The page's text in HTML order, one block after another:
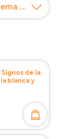
¿Cómo usar Apivita Bee Radiant Crema PACK REGALO Bee Radiant Balsamo de noche?
de la
blanca y